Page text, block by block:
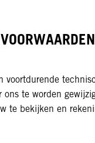
voortdurende
te worden
te bekijken en